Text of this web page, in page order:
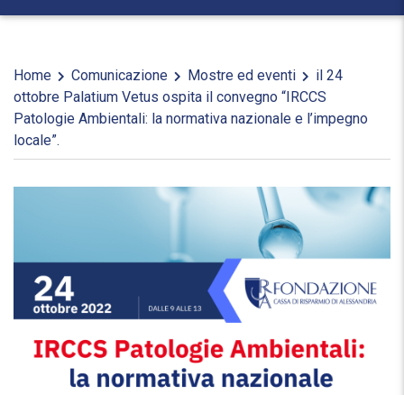
Home Comunicazione Mostre ed eventi
il 24
ottobre Palatium Vetus ospita il convegno “IRCCS
Patologie Ambientali: la normativa nazionale e l’impegno
locale”.